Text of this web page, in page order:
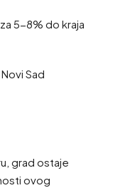
5-8% do kraja
Sad
grad ostaje
ovog